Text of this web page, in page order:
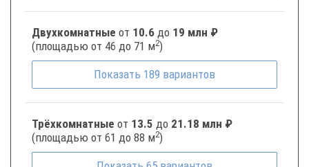
Двухкомнатные от 10.6 до 19 млн ₽
(площадью от 46 до 71 м2)
Показать 189 вариантов
Трёхкомнатные от 13.5 до 21.18 млн ₽
(площадью от 61 до 88 м2)